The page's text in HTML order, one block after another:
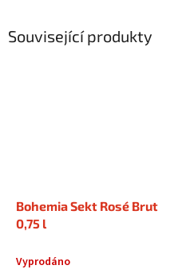
Související produkty
Bohemia Sekt Rosé Brut
0,75 l
Vyprodáno